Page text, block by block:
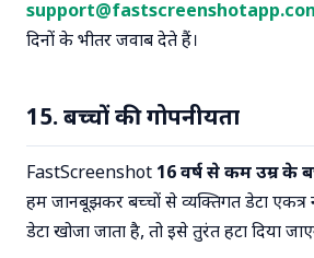
दिनों के भीतर जवाब देते हैं।
15. बच्चों की गोपनीयता
FastScreenshot 16 वर्ष से कम उम्र के
हम जानबूझकर बच्चों से व्यक्तिगत डेटा एकत्र
डेटा खोजा जाता है, तो इसे तुरंत हटा दिया